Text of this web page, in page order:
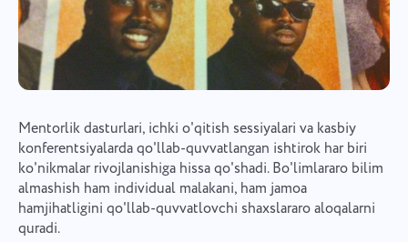
Mentorlik dasturlari, ichki o'qitish sessiyalari va kasbiy
konferentsiyalarda qo'llab-quvvatlangan ishtirok har biri
ko'nikmalar rivojlanishiga hissa qo'shadi. Bo'limlararo bilim
almashish ham individual malakani, ham jamoa
hamjihatligini qo'llab-quvvatlovchi shaxslararo aloqalarni
quradi.